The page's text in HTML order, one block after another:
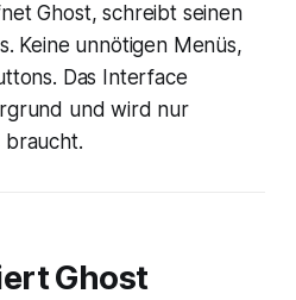
Ghost, schreibt seinen
Keine unnötigen Menüs,
Das Interface
und wird nur
braucht.
Ghost